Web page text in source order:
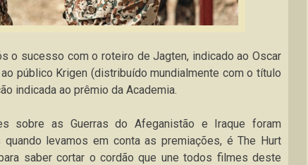
o sucesso com o roteiro de Jagten, indicado ao Oscar
público Krigen (distribuído mundialmente com o título
indicada ao prêmio da Academia.
sobre as Guerras do Afeganistão e Iraque foram
levamos em conta as premiações, é The Hurt
saber cortar o cordão que une todos filmes deste